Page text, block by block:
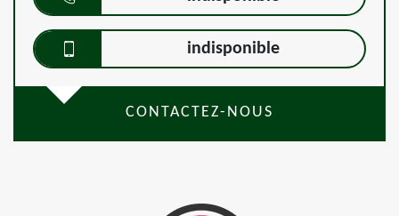
indisponible
CONTACTEZ-NOUS